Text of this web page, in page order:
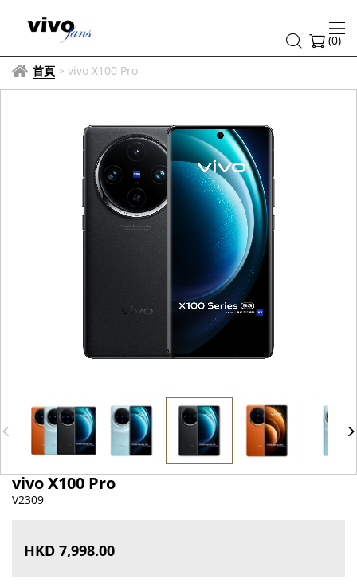
(0)
首頁 > vivo X100 Pro
vivo X100 Pro
V2309
HKD 7,998.00